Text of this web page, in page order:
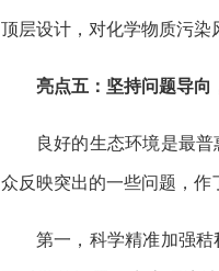
顶层设计，对化学物质污
亮点五：坚持问题导向
良好的生态环境是最
众反映突出的一些问题，作
第一，科学精准加强